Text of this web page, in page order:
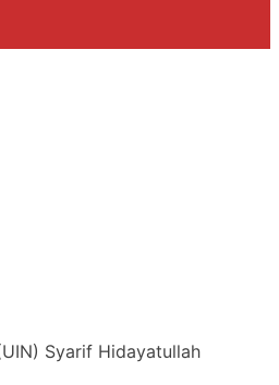
Syarif Hidayatullah